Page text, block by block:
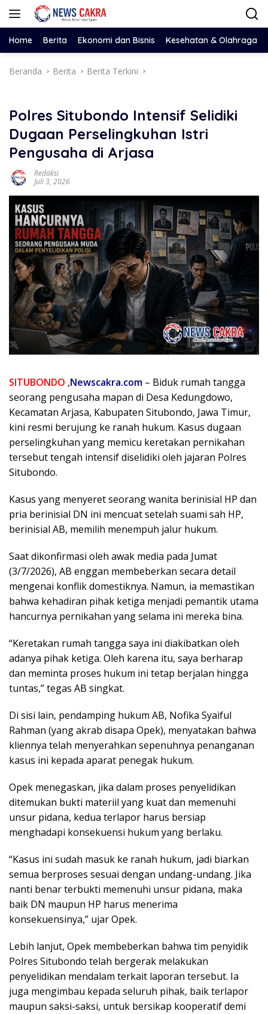
Langsung
Home Berita Ekonomi dan Bisnis Kesehatan & Olahraga
Beranda Berita Berita Terkini
Polres Situbondo Intensif Selidiki
Dugaan Perselingkuhan Istri
Pengusaha di Arjasa
Redaksi
Juli 3, 2026
SITUBONDO ,Newscakra.com – Biduk rumah tangga
seorang pengusaha mapan di Desa Kedungdowo,
Kecamatan Arjasa, Kabupaten Situbondo, Jawa Timur,
kini resmi berujung ke ranah hukum. Kasus dugaan
perselingkuhan yang memicu keretakan pernikahan
tersebut tengah intensif diselidiki oleh jajaran Polres
Situbondo.
Kasus yang menyeret seorang wanita berinisial HP dan
pria berinisial DN ini mencuat setelah suami sah HP,
berinisial AB, memilih menempuh jalur hukum.
Saat dikonfirmasi oleh awak media pada Jumat
(3/7/2026), AB enggan membeberkan secara detail
mengenai konflik domestiknya. Namun, ia memastikan
bahwa kehadiran pihak ketiga menjadi pemantik utama
hancurnya pernikahan yang selama ini mereka bina.
“Keretakan rumah tangga saya ini diakibatkan oleh
adanya pihak ketiga. Oleh karena itu, saya berharap
dan meminta proses hukum ini tetap berjalan hingga
tuntas,” tegas AB singkat.
Di sisi lain, pendamping hukum AB, Nofika Syaiful
Rahman (yang akrab disapa Opek), menyatakan bahwa
kliennya telah menyerahkan sepenuhnya penanganan
kasus ini kepada aparat penegak hukum.
Opek menegaskan, jika dalam proses penyelidikan
ditemukan bukti materiil yang kuat dan memenuhi
unsur pidana, kedua terlapor harus bersiap
menghadapi konsekuensi hukum yang berlaku.
“Kasus ini sudah masuk ke ranah hukum, jadi biarkan
semua berproses sesuai dengan undang-undang. Jika
nanti benar terbukti memenuhi unsur pidana, maka
baik DN maupun HP harus menerima
konsekuensinya,” ujar Opek.
Lebih lanjut, Opek membeberkan bahwa tim penyidik
Polres Situbondo telah bergerak melakukan
penyelidikan mendalam terkait laporan tersebut. Ia
juga mengimbau kepada seluruh pihak, baik terlapor
maupun saksi-saksi, untuk bersikap kooperatif demi